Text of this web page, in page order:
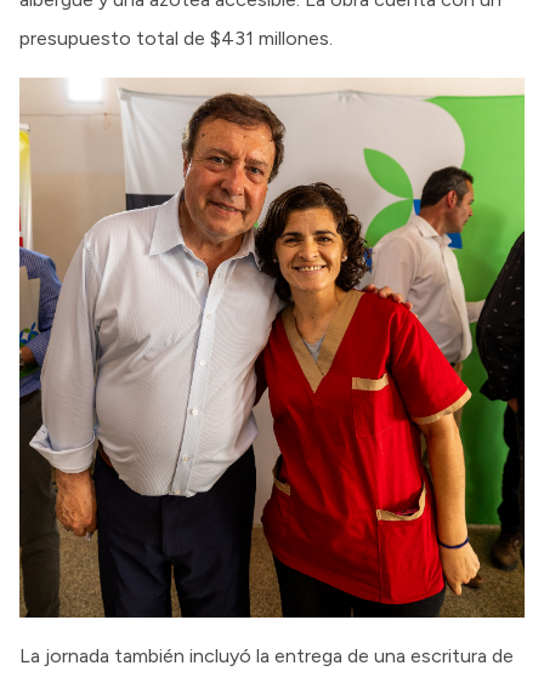
presupuesto total de $431 millones.
La jornada también incluyó la entrega de una escritura de